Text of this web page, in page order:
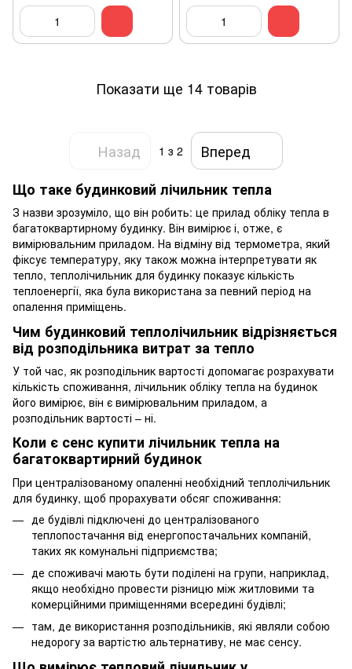
Показати ще 14 товарів
Назад 1 з 2
Вперед
Що таке будинковий лічильник тепла
З назви зрозуміло, що він робить: це прилад обліку тепла в
багатоквартирному будинку. Він вимірює і, отже, є
вимірювальним приладом. На відміну від термометра, який
фіксує температуру, яку також можна інтерпретувати як
тепло, теплолічильник для будинку показує кількість
теплоенергії, яка була використана за певний період на
опалення приміщень.
Чим будинковий теплолічильник відрізняється
від розподільника витрат за тепло
У той час, як розподільник вартості допомагає розрахувати
кількість споживання, лічильник обліку тепла на будинок
його вимірює, він є вимірювальним приладом, а
розподільник вартості – ні.
Коли є сенс купити лічильник тепла на
багатоквартирний будинок
При централізованому опаленні необхідний теплолічильник
для будинку, щоб прорахувати обсяг споживання:
де будівлі підключені до централізованого
теплопостачання від енергопостачальних компаній,
таких як комунальні підприємства;
де споживачі мають бути поділені на групи, наприклад,
якщо необхідно провести різницю між житловими та
комерційними приміщеннями всередині будівлі;
там, де використання розподільників, які являли собою
недорогу за вартістю альтернативу, не має сенсу.